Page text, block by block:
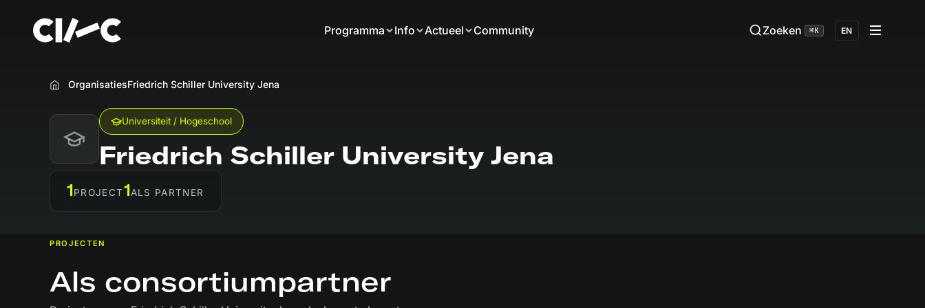
Programma Info Actueel Community Zoeken ⌘K EN
Home
OrganisatiesFriedrich Schiller University Jena
Universiteit / Hogeschool
Friedrich Schiller University Jena
1PROJECT1ALS PARTNER
PROJECTEN
Als consortiumpartner